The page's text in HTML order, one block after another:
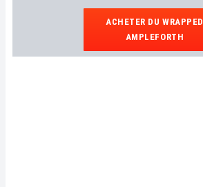
ACHETER DU WRAPPED
AMPLEFORTH